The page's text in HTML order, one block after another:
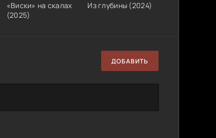
«Виски» на скалах
(2025)
Из глубины (2024)
ДОБАВИТЬ